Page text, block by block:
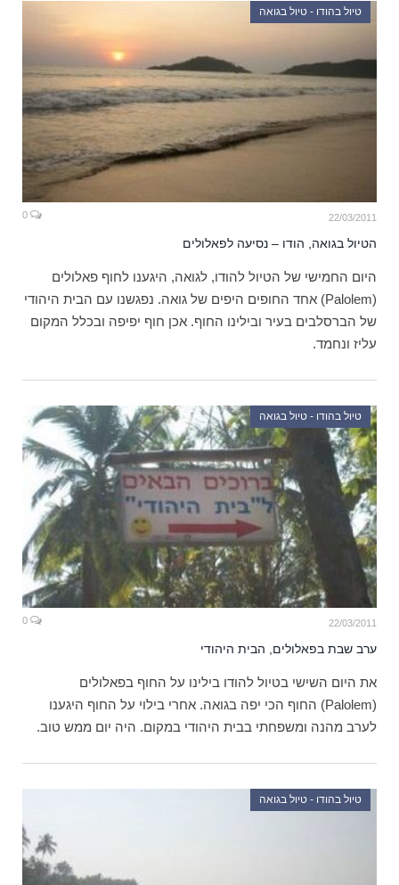
טיול בהודו - טיול בגואה
22/03/2011
הטיול בגואה, הודו – נסיעה לפאלולים
היום החמישי של הטיול להודו, לגואה, היגענו לחוף פאלולים
(Palolem) אחד החופים היפים של גואה. נפגשנו עם הבית היהודי
של הברסלבים בעיר ובילינו החוף. אכן חוף יפיפה ובכלל המקום
עליז ונחמד.
טיול בהודו - טיול בגואה
22/03/2011
ערב שבת בפאלולים, הבית היהודי
את היום השישי בטיול להודו בילינו על החוף בפאלולים
(Palolem) החוף הכי יפה בגואה. אחרי בילוי על החוף היגענו
לערב מהנה ומשפחתי בבית היהודי במקום. היה יום ממש טוב.
טיול בהודו - טיול בגואה